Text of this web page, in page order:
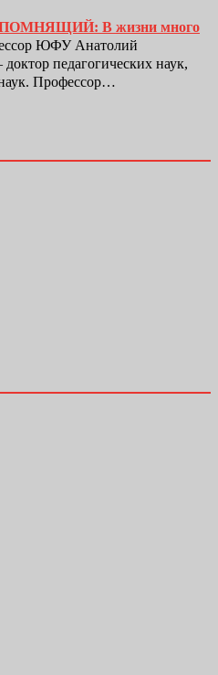
В жизни много
ЮФУ Анатолий
педагогических наук,
Профессор…